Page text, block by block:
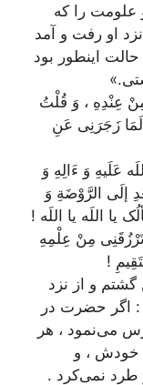
علومت را که
او رفت و آمد
اینطور بود
عِنْدِهِ ، وَ قُلْتُ
زَجَرَنِی عَنِ
عَلَیهِ وَ ءَ‌الِهِ وَ
إلَی الرَّوْضَةِ وَ
یا اللَه یا اللَه !
مِنْ عِلْمِهِ
!
و از نزد
: اگر حضرت در
می‌نمود ، هر
خودش ، و
نمی‌کرد .